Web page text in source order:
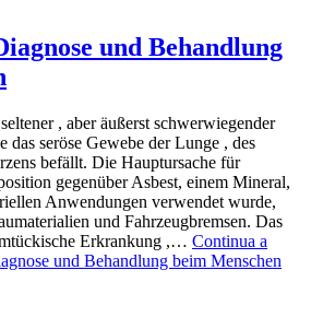
und Behandlung
, aber äußerst schwerwiegender
das seröse Gewebe der Lunge , des
befällt. Die Hauptursache für
gegenüber Asbest, einem Mineral,
Anwendungen verwendet wurde,
und Fahrzeugbremsen. Das
Erkrankung ,… Continua a
und Behandlung beim Menschen